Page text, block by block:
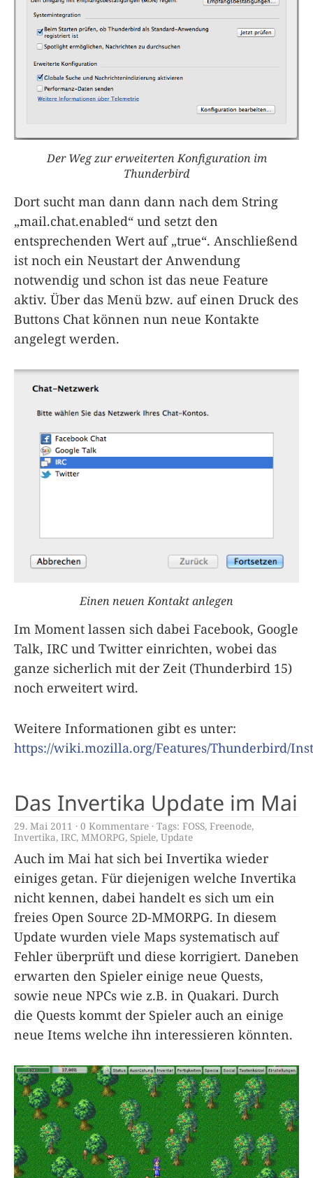
Der Weg zur erweiterten Konfiguration im
Thunderbird
Dort sucht man dann dann nach dem String
„mail.chat.enabled“ und setzt den
entsprechenden Wert auf „true“. Anschließend
ist noch ein Neustart der Anwendung
notwendig und schon ist das neue Feature
aktiv. Über das Menü bzw. auf einen Druck des
Buttons Chat können nun neue Kontakte
angelegt werden.
Einen neuen Kontakt anlegen
Im Moment lassen sich dabei Facebook, Google
Talk, IRC und Twitter einrichten, wobei das
ganze sicherlich mit der Zeit (Thunderbird 15)
noch erweitert wird.
Weitere Informationen gibt es unter:
https://wiki.mozilla.org/Features/Thunderbird/
Das Invertika Update im Mai
29. Mai 2011 0 Kommentare Tags: FOSS, Freenode,
Invertika, IRC, MMORPG, Spiele, Update
Auch im Mai hat sich bei Invertika wieder
einiges getan. Für diejenigen welche Invertika
nicht kennen, dabei handelt es sich um ein
freies Open Source 2D-MMORPG. In diesem
Update wurden viele Maps systematisch auf
Fehler überprüft und diese korrigiert. Daneben
erwarten den Spieler einige neue Quests,
sowie neue NPCs wie z.B. in Quakari. Durch
die Quests kommt der Spieler auch an einige
neue Items welche ihn interessieren könnten.